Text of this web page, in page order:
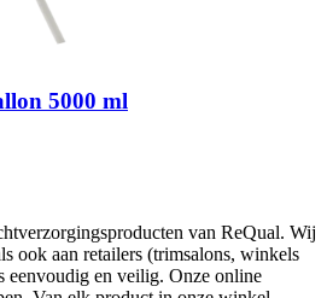
5000 ml
van ReQual. Wij
ook aan retailers (trimsalons, winkels
eenvoudig en veilig. Onze online